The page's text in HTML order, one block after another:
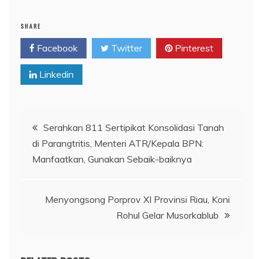
SHARE
Facebook Twitter Pinterest
Linkedin
Navigasi
pos
Serahkan 811 Sertipikat Konsolidasi Tanah
di Parangtritis, Menteri ATR/Kepala BPN:
Manfaatkan, Gunakan Sebaik-baiknya
Menyongsong Porprov XI Provinsi Riau, Koni
Rohul Gelar Musorkablub